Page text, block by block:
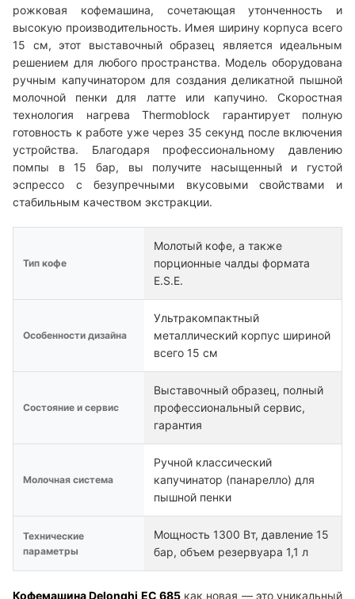
рожковая кофемашина, сочетающая утонченность и
высокую производительность. Имея ширину корпуса всего
15 см, этот выставочный образец является идеальным
решением для любого пространства. Модель оборудована
ручным капучинатором для создания деликатной пышной
молочной пенки для латте или капучино. Скоростная
технология нагрева Thermoblock гарантирует полную
готовность к работе уже через 35 секунд после включения
устройства. Благодаря профессиональному давлению
помпы в 15 бар, вы получите насыщенный и густой
эспрессо с безупречными вкусовыми свойствами и
стабильным качеством экстракции.
Тип кофе
Молотый кофе, а также
порционные чалды формата
E.S.E.
Особенности дизайна
Ультракомпактный
металлический корпус шириной
всего 15 см
Состояние и сервис
Выставочный образец, полный
профессиональный сервис,
гарантия
Молочная система
Ручной классический
капучинатор (панарелло) для
пышной пенки
Технические
параметры
Мощность 1300 Вт, давление 15
бар, объем резервуара 1,1 л
Кофемашина Delonghi EC 685как новая — это уникальный